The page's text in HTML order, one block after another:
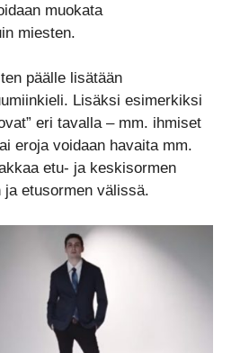
muokata
miesten.
päälle lisätään
Lisäksi esimerkiksi
eri tavalla – mm. ihmiset
eroja voidaan havaita mm.
etu- ja keskisormen
etusormen välissä.